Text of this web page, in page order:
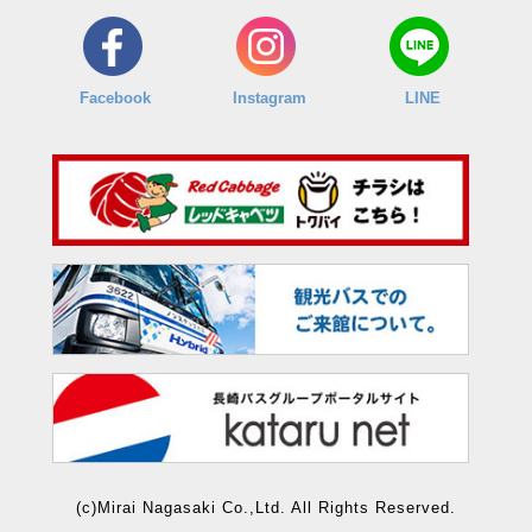
Facebook Instagram LINE
(c)Mirai Nagasaki Co.,Ltd. All Rights Reserved.